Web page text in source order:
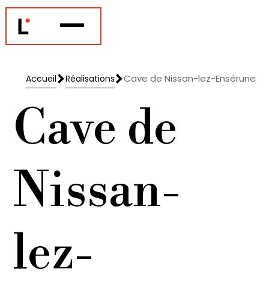
Accueil
Accueil
Réalisations
Réalisations
Cave de Nissan-lez-Ensérune
Cave de
Nissan-
lez-